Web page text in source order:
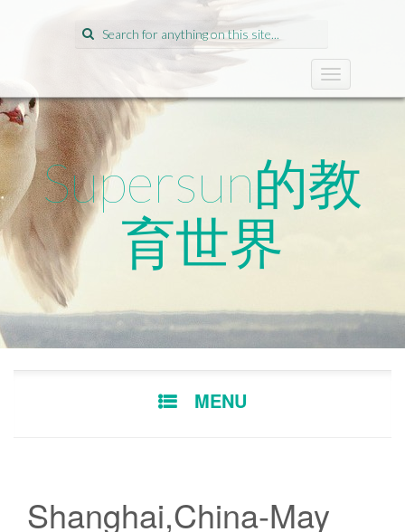
Search
for:
T
o
e
n
a
i
n
Supersun的教
育世界
MENU
Shanghai,China-May